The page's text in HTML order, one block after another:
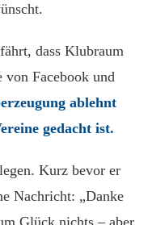
dass Klubraum
von Facebook und
ablehnt
gedacht ist.
Kurz bevor er
Nachricht: „Danke
Glück nichts – aber